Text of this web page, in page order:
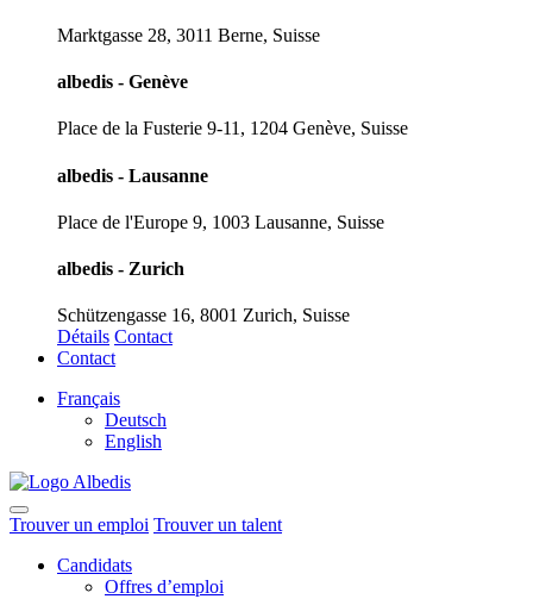
Marktgasse 28, 3011 Berne, Suisse
albedis - Genève
Place de la Fusterie 9-11, 1204 Genève, Suisse
albedis - Lausanne
Place de l'Europe 9, 1003 Lausanne, Suisse
albedis - Zurich
Schützengasse 16, 8001 Zurich, Suisse
Détails Contact
Contact
Français
Deutsch
English
Trouver un emploi Trouver un talent
Candidats
Offres d’emploi